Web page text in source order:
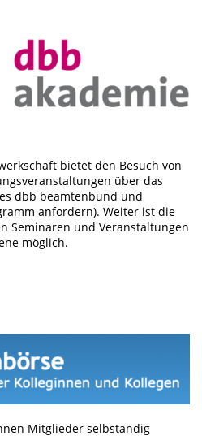
bietet den Besuch von
über das
dbb beamtenbund und
anfordern). Weiter ist die
Seminaren und Veranstaltungen
möglich.
Mitglieder selbständig